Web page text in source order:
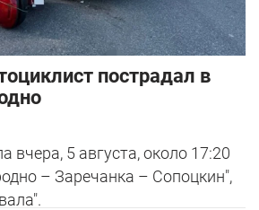
пострадал в
вчера, 5 августа, около 17:20
– Заречанка – Сопоцкин",